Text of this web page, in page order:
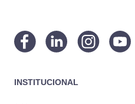
INSTITUCIONAL